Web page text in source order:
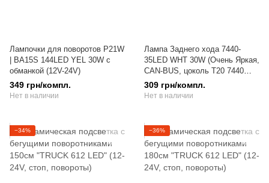
Лампочки для поворотов P21W
| BA15S 144LED YEL 30W с
обманкой (12V-24V)
349 грн/компл.
Нет в наличии
Лампа Заднего хода 7440-
35LED WHT 30W (Очень Яркая,
CAN-BUS, цоколь T20 7440
W21W, 12V-24V)
309 грн/компл.
Нет в наличии
−34% −36%